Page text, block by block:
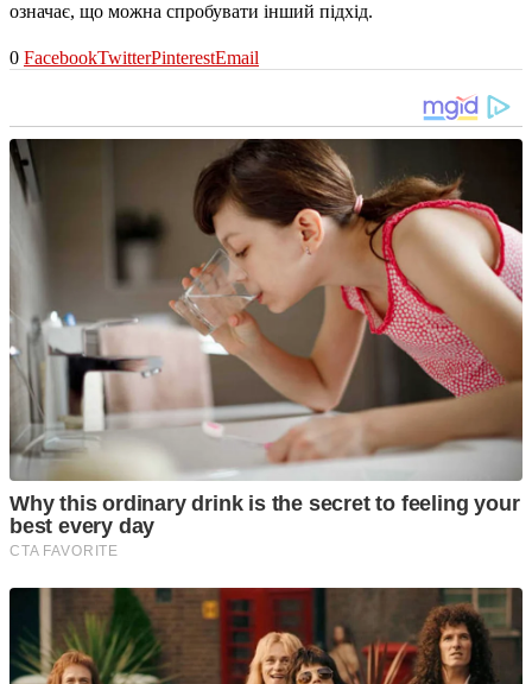
означає, що можна спробувати інший підхід.
0 FacebookTwitterPinterestEmail